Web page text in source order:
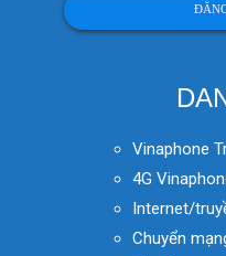
Vinaphone
4G
Internet/
Chuyển